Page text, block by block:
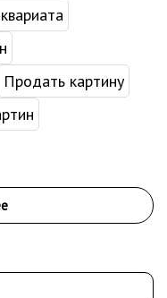
Продать картину